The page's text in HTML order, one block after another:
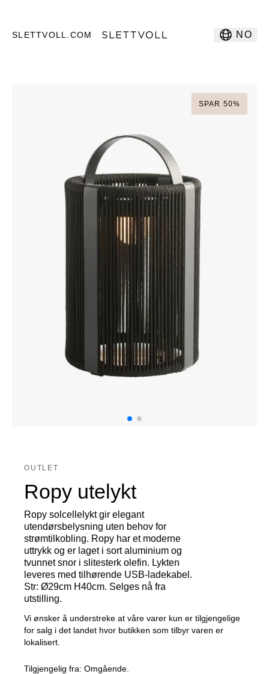
SLETTVOLL.COM NO
SPAR 50%
OUTLET
Ropy utelykt
Ropy solcellelykt gir elegant
utendørsbelysning uten behov for
strømtilkobling. Ropy har et moderne
uttrykk og er laget i sort aluminium og
tvunnet snor i slitesterk olefin. Lykten
leveres med tilhørende USB-ladekabel.
Str: Ø29cm H40cm. Selges nå fra
utstilling.
Vi ønsker å understreke at våre varer kun er tilgjengelige
for salg i det landet hvor butikken som tilbyr varen er
lokalisert.
Tilgjengelig fra: Omgående.